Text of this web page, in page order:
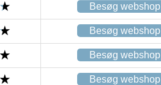
Besøg webshop
Besøg webshop
Besøg webshop
Besøg webshop